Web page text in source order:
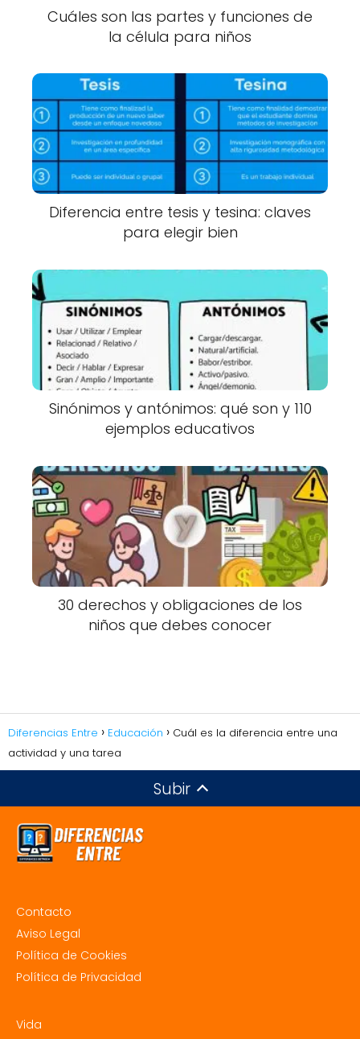
Cuáles son las partes y funciones de
la célula para niños
Diferencia entre tesis y tesina: claves
para elegir bien
Sinónimos y antónimos: qué son y 110
ejemplos educativos
30 derechos y obligaciones de los
niños que debes conocer
Diferencias Entre Educación
Cuál es la diferencia entre una
actividad y una tarea
Subir
Contacto
Aviso Legal
Política de Cookies
Política de Privacidad
Vida